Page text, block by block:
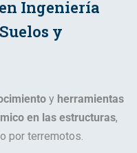
Ingeniería
y
y herramientas
en las estructuras,
por terremotos.